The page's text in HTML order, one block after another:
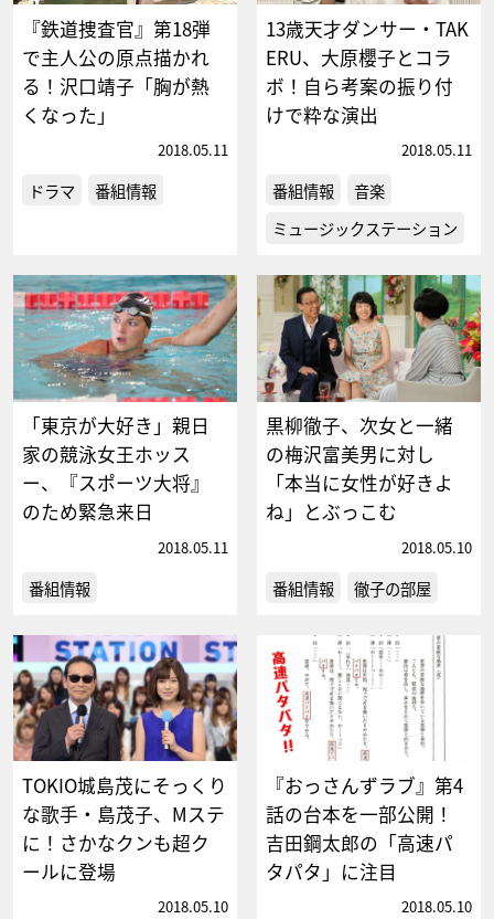
『鉄道捜査官』第18弾
で主人公の原点描かれ
る！沢口靖子「胸が熱
くなった」
2018.05.11
ドラマ 番組情報
13歳天才ダンサー・TAK
ERU、大原櫻子とコラ
ボ！自ら考案の振り付
けで粋な演出
2018.05.11
番組情報
音楽
ミュージックステーション
「東京が大好き」親日
家の競泳女王ホッス
ー、『スポーツ大将』
のため緊急来日
2018.05.11
番組情報
黒柳徹子、次女と一緒
の梅沢富美男に対し
「本当に女性が好きよ
ね」とぶっこむ
2018.05.10
番組情報 徹子の部屋
TOKIO城島茂にそっくり
な歌手・島茂子、Mステ
に！さかなクンも超ク
ールに登場
2018.05.10
『おっさんずラブ』第4
話の台本を一部公開！
吉田鋼太郎の「高速パ
タパタ」に注目
2018.05.10